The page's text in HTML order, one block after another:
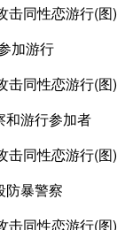
加游行
和游行参加者
防暴警察